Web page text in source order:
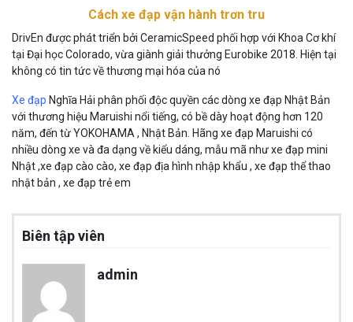
Cách xe đạp vận hành trơn tru
DrivEn được phát triển bởi CeramicSpeed ​​phối hợp với Khoa Cơ khí
tại Đại học Colorado, vừa giành giải thưởng Eurobike 2018. Hiện tại
không có tin tức về thương mại hóa của nó
Xe đạp Nghĩa Hải phân phối độc quyền các dòng xe đạp Nhật Bản
với thương hiệu Maruishi nổi tiếng, có bề dày hoạt động hơn 120
năm, đến từ YOKOHAMA , Nhật Bản. Hãng xe đạp Maruishi có
nhiều dòng xe và đa dạng về kiểu dáng, mẫu mã như xe đạp mini
Nhật ,xe đạp cào cào, xe đạp địa hình nhập khẩu , xe đạp thể thao
nhật bản , xe đạp trẻ em
Biên tập viên
admin